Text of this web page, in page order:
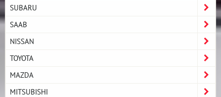
SUBARU
SAAB
NISSAN
TOYOTA
MAZDA
MITSUBISHI